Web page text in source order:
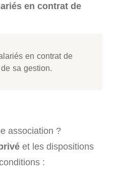
en contrat de
en contrat de
sa gestion.
association ?
et les dispositions
: